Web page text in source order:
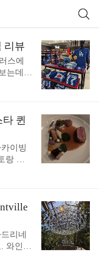
리뷰
스에
는데
상품
이었어
프란
상품
, 3+1
트가
같은데
상자
퀸
이빙
랑 퀸
서 자
퀸스는
년 지
미국
이 돌
201
되어
리네
와인에
, 싶